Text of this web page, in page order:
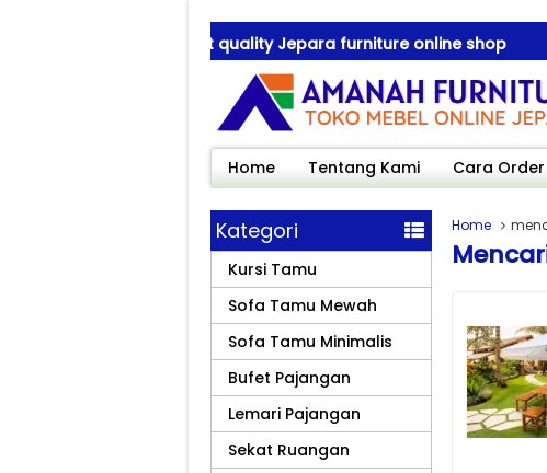
Furniture ! best quality Jepara furniture online shop
Furniture ! best quality Jepara furniture online shop
Home Tentang Kami Cara Order
Home
Kategori
Kursi Tamu
Sofa Tamu Mewah
Sofa Tamu Minimalis
Bufet Pajangan
Lemari Pajangan
Sekat Ruangan